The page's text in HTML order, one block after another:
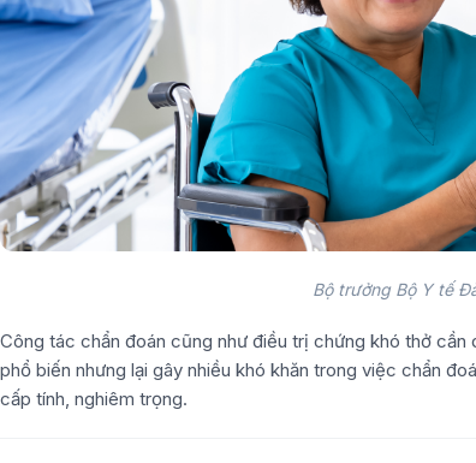
Bộ trưởng Bộ Y tế
Công tác chẩn đoán cũng như điều trị chứng khó thở cần
phổ biến nhưng lại gây nhiều khó khăn trong việc chẩn
cấp tính, nghiêm trọng.